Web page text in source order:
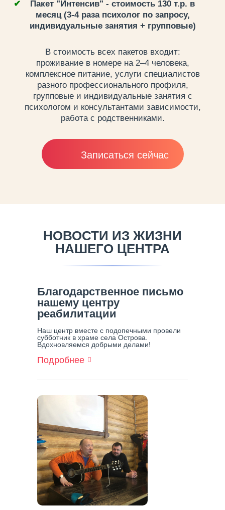
Пакет "Интенсив" - стоимость 130 т.р. в
месяц (3-4 раза психолог по запросу,
индивидуальные занятия + групповые)
В стоимость всех пакетов входит:
проживание в номере на 2–4 человека,
комплексное питание, услуги специалистов
разного профессионального профиля,
групповые и индивидуальные занятия с
психологом и консультантами зависимости,
работа с родственниками.
Записаться сейчас
НОВОСТИ ИЗ ЖИЗНИ
НАШЕГО ЦЕНТРА
Благодарственное письмо
нашему центру
реабилитации
Наш центр вместе с подопечными провели
субботник в храме села Острова.
Вдохновляемся добрыми делами!
Подробнее О
Центру
Реабилитации